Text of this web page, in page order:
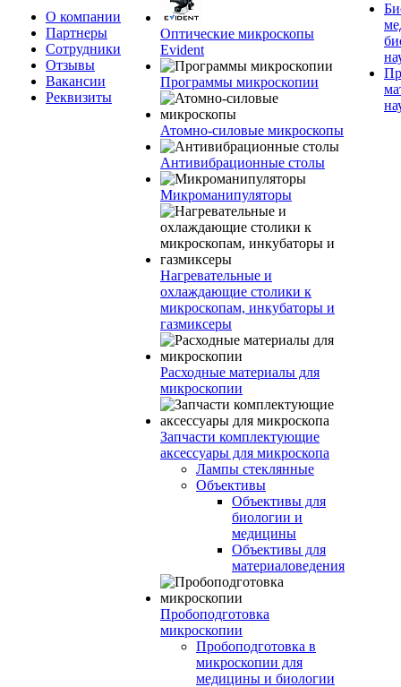
О компании
Партнеры
Сотрудники
Отзывы
Вакансии
Реквизиты
Оптические микроскопы
Evident
Программы микроскопии
Атомно-силовые микроскопы
Антивибрационные столы
Микроманипуляторы
Нагревательные и
охлаждающие столики к
микроскопам, инкубаторы и
газмиксеры
Расходные материалы для
микроскопии
Запчасти комплектующие
аксессуары для микроскопа
Лампы стеклянные
Объективы
Объективы для
биологии и
медицины
Объективы для
материаловедения
Пробоподготовка
микроскопии
Пробоподготовка в
микроскопии для
медицины и биологии